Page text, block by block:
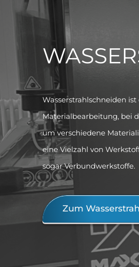
Wasserstrahlschneiden
Materialbearbeitung, bei
um verschiedene
eine Vielzahl von
sogar Verbundwerkstoffe.
Zum